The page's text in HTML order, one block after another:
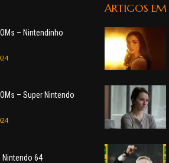
– Nintendinho
– Super Nintendo
Nintendo 64
ARTIGOS EM